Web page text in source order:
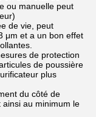
ou manuelle peut
de vie, peut
μm et a un bon effet
de protection
de poussière
plus
du côté de
au minimum le